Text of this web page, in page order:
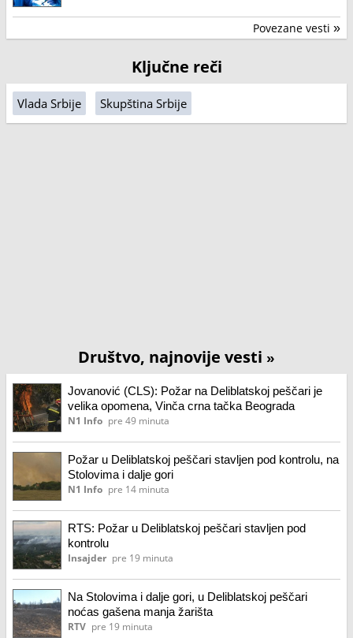
Povezane vesti »
Ključne reči
Vlada Srbije Skupština Srbije
Društvo, najnovije vesti »
Jovanović (CLS): Požar na Deliblatskoj peščari je
velika opomena, Vinča crna tačka Beograda
N1 Info pre 49 minuta
Požar u Deliblatskoj peščari stavljen pod kontrolu, na
Stolovima i dalje gori
N1 Info pre 14 minuta
RTS: Požar u Deliblatskoj peščari stavljen pod
kontrolu
Insajder pre 19 minuta
Na Stolovima i dalje gori, u Deliblatskoj peščari
noćas gašena manja žarišta
RTV pre 19 minuta